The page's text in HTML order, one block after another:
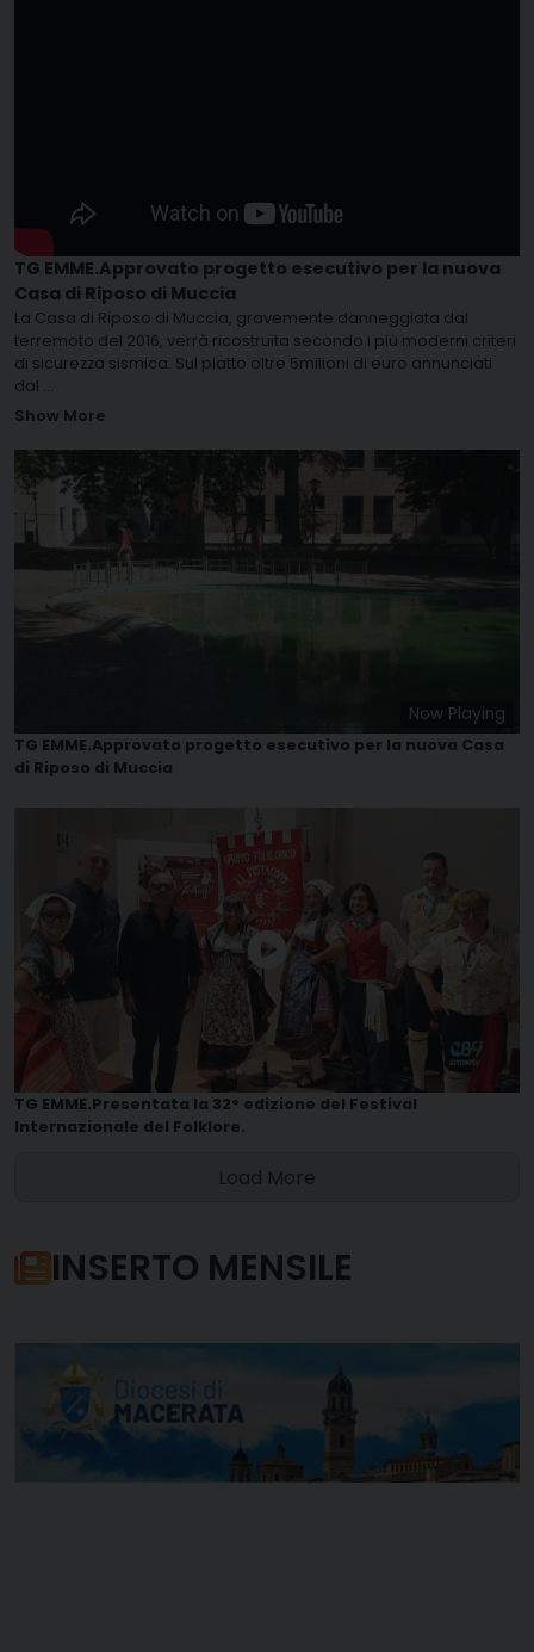
TG EMME.Approvato progetto esecutivo per la nuova
Casa di Riposo di Muccia
La Casa di Riposo di Muccia, gravemente danneggiata dal
terremoto del 2016, verrà ricostruita secondo i più moderni criteri
di sicurezza sismica. Sul piatto oltre 5milioni di euro annunciati
dal ...
Show More
Now Playing
TG EMME.Approvato progetto esecutivo per la nuova Casa
di Riposo di Muccia
TG EMME.Presentata la 32° edizione del Festival
Internazionale del Folklore.
Load More
INSERTO MENSILE